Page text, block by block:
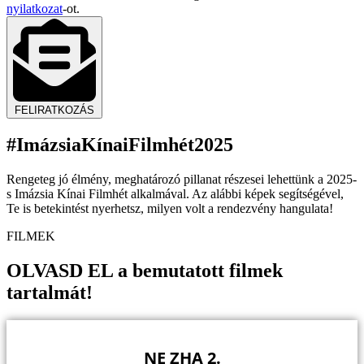
nyilatkozat-ot.
FELIRATKOZÁS
#ImázsiaKínaiFilmhét2025
Rengeteg jó élmény, meghatározó pillanat részesei lehettünk a 2025-
s Imázsia Kínai Filmhét alkalmával. Az alábbi képek segítségével,
Te is betekintést nyerhetsz, milyen volt a rendezvény hangulata!
FILMEK
OLVASD EL a bemutatott filmek
tartalmát!
NE ZHA 2.